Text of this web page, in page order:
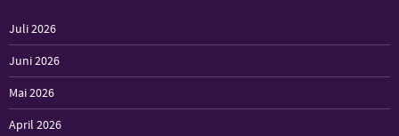
Juli 2026
Juni 2026
Mai 2026
April 2026